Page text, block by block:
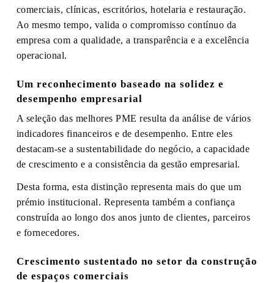
comerciais, clínicas, escritórios, hotelaria e restauração.
Ao mesmo tempo, valida o compromisso contínuo da
empresa com a qualidade, a transparência e a excelência
operacional.
Um reconhecimento baseado na solidez e
desempenho empresarial
A seleção das melhores PME resulta da análise de vários
indicadores financeiros e de desempenho. Entre eles
destacam-se a sustentabilidade do negócio, a capacidade
de crescimento e a consistência da gestão empresarial.
Desta forma, esta distinção representa mais do que um
prémio institucional. Representa também a confiança
construída ao longo dos anos junto de clientes, parceiros
e fornecedores.
Crescimento sustentado no setor da construção
de espaços comerciais